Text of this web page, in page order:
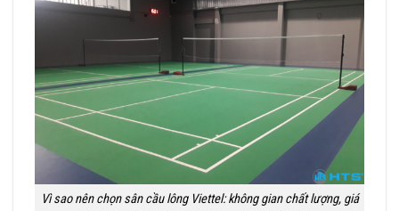
Vì sao nên chọn sân cầu lông Viettel: không gian chất lượng, giá